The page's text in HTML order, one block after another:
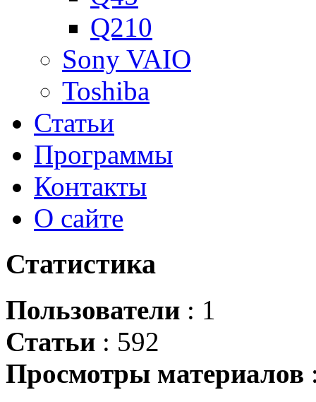
Q210
Sony VAIO
Toshiba
Статьи
Программы
Контакты
О сайте
Статистика
Пользователи : 1
Статьи : 592
Просмотры материалов